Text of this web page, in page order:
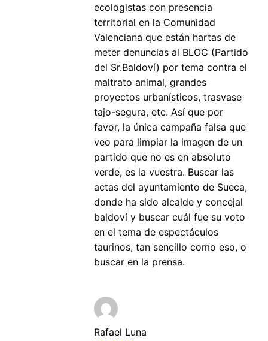
ecologistas con presencia
territorial en la Comunidad
Valenciana que están hartas de
meter denuncias al BLOC (Partido
del Sr.Baldoví) por tema contra el
maltrato animal, grandes
proyectos urbanísticos, trasvase
tajo-segura, etc. Así que por
favor, la única campaña falsa que
veo para limpiar la imagen de un
partido que no es en absoluto
verde, es la vuestra. Buscar las
actas del ayuntamiento de Sueca,
donde ha sido alcalde y concejal
baldoví y buscar cuál fue su voto
en el tema de espectáculos
taurinos, tan sencillo como eso, o
buscar en la prensa.
Rafael Luna